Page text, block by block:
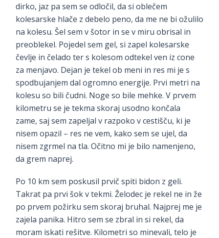
dirko, jaz pa sem se odločil, da si oblečem
kolesarske hlače z debelo peno, da me ne bi ožulilo
na kolesu. Šel sem v šotor in se v miru obrisal in
preoblekel. Pojedel sem gel, si zapel kolesarske
čevlje in čelado ter s kolesom odtekel ven iz cone
za menjavo. Dejan je tekel ob meni in res mi je s
spodbujanjem dal ogromno energije. Prvi metri na
kolesu so bili čudni. Noge so bile mehke. V prvem
kilometru se je tekma skoraj usodno končala
zame, saj sem zapeljal v razpoko v cestišču, ki je
nisem opazil – res ne vem, kako sem se ujel, da
nisem zgrmel na tla. Očitno mi je bilo namenjeno,
da grem naprej.
Po 10 km sem poskusil prvič spiti bidon z geli.
Takrat pa prvi šok v tekmi. Želodec je rekel ne in že
po prvem požirku sem skoraj bruhal. Najprej me je
zajela panika. Hitro sem se zbral in si rekel, da
moram iskati rešitve. Kilometri so minevali, telo je